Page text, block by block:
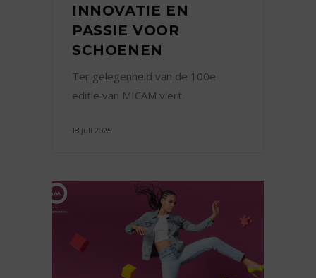
INNOVATIE EN
PASSIE VOOR
SCHOENEN
Ter gelegenheid van de 100e
editie van MICAM viert
18 juli 2025